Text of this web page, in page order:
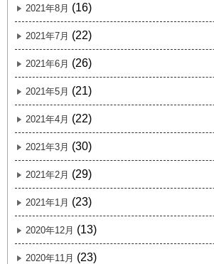
2021年8月 (16)
2021年7月 (22)
2021年6月 (26)
2021年5月 (21)
2021年4月 (22)
2021年3月 (30)
2021年2月 (29)
2021年1月 (23)
2020年12月 (13)
2020年11月 (23)